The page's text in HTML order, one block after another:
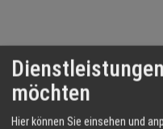
HappyTime24 Services GmbH
Lindenweg 23
61231 Bad Nauheim
möchten
Hier können Sie einsehen und